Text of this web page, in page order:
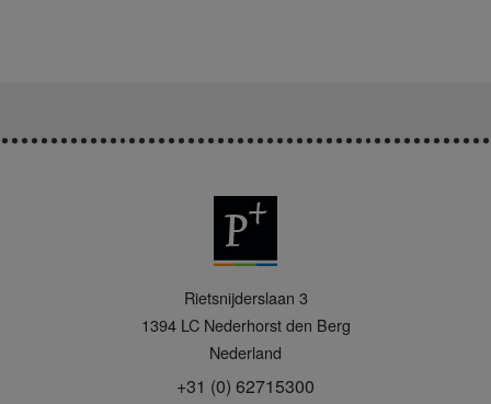
Rietsnijderslaan 3
1394 LC Nederhorst den Berg
Nederland
+31 (0) 62715300